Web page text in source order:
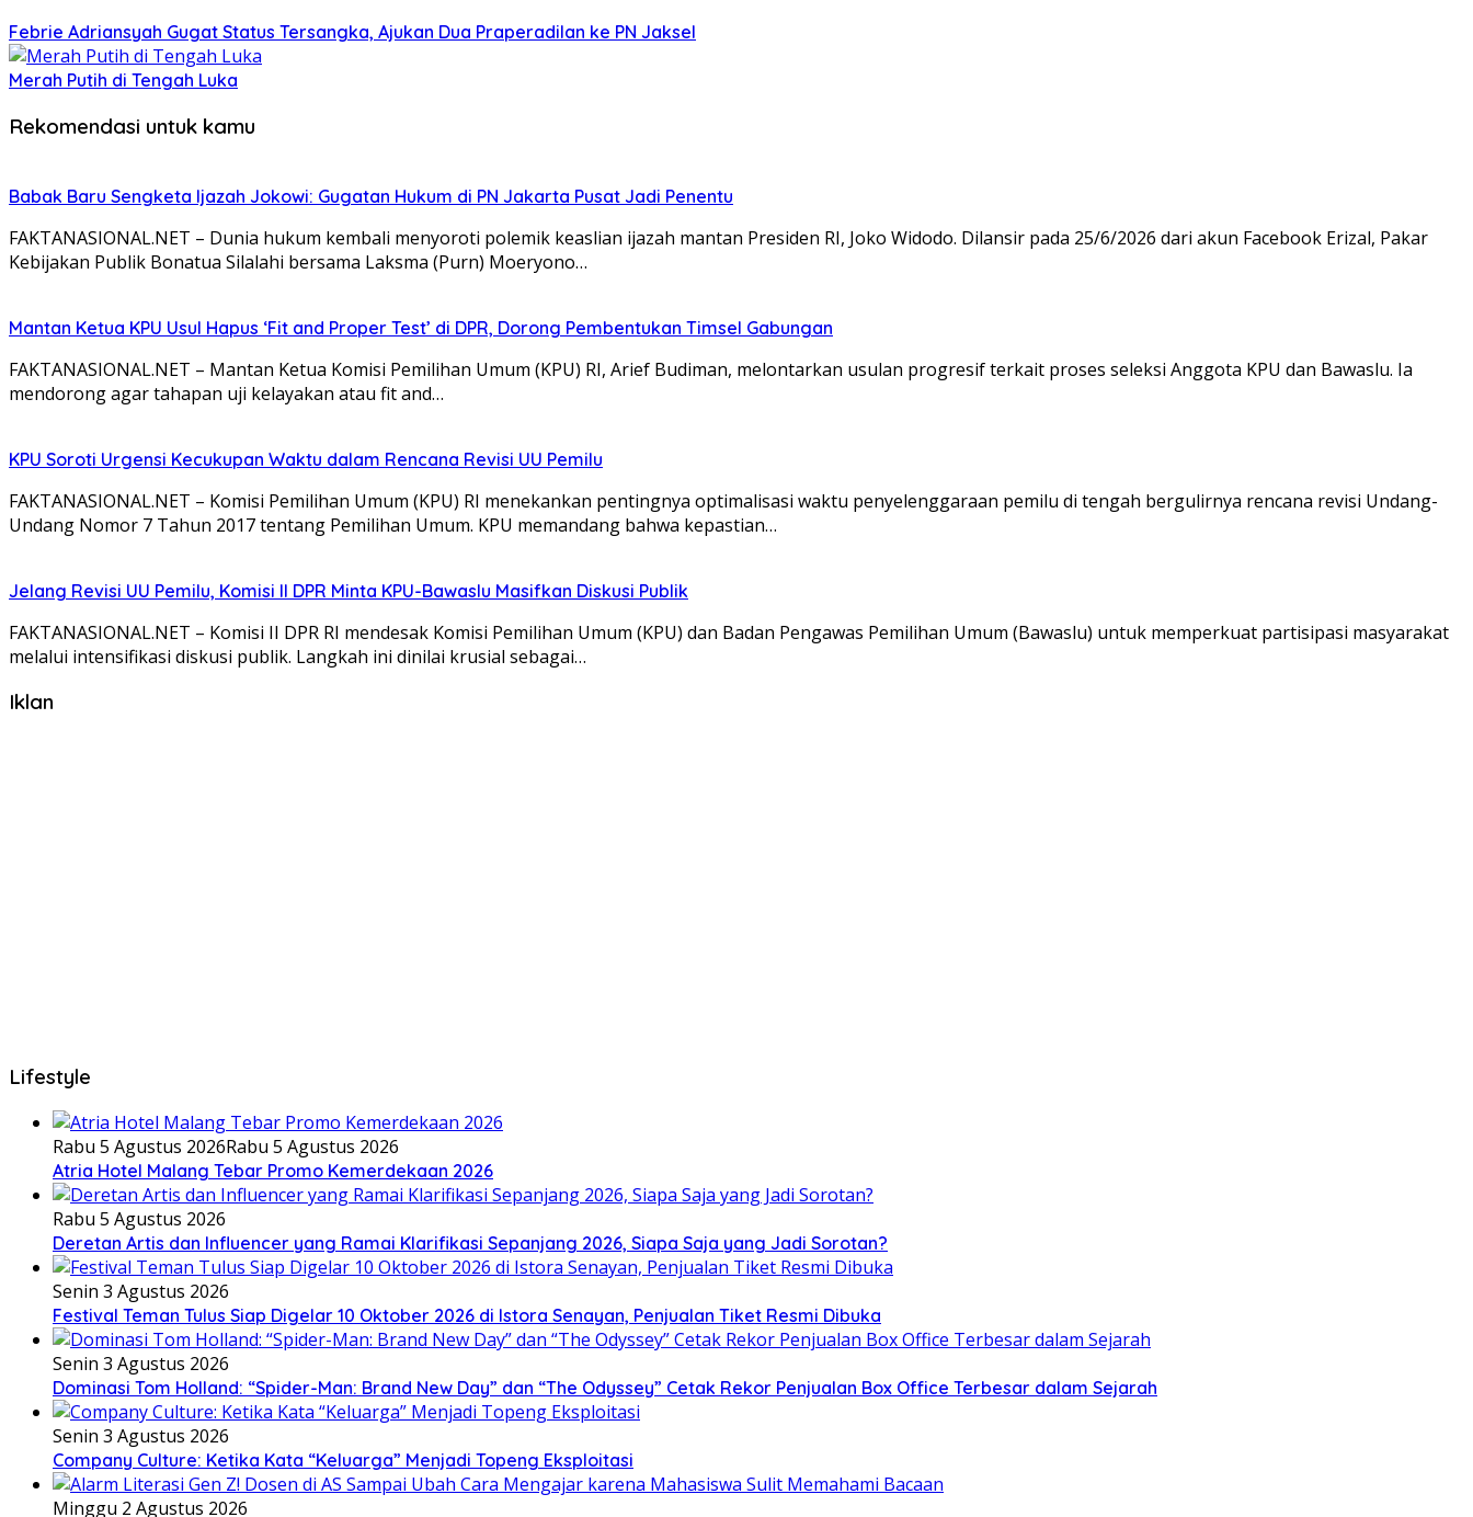
Febrie Adriansyah Gugat Status Tersangka, Ajukan Dua Praperadilan ke PN Jaksel
Merah Putih di Tengah Luka
Rekomendasi untuk kamu
Babak Baru Sengketa Ijazah Jokowi: Gugatan Hukum di PN Jakarta Pusat Jadi Penentu
FAKTANASIONAL.NET – Dunia hukum kembali menyoroti polemik keaslian ijazah mantan Presiden RI, Joko Widodo. Dilansir pada 25/6/2026 dari akun Facebook Erizal, Pakar
Kebijakan Publik Bonatua Silalahi bersama Laksma (Purn) Moeryono…
Mantan Ketua KPU Usul Hapus ‘Fit and Proper Test’ di DPR, Dorong Pembentukan Timsel Gabungan
FAKTANASIONAL.NET – Mantan Ketua Komisi Pemilihan Umum (KPU) RI, Arief Budiman, melontarkan usulan progresif terkait proses seleksi Anggota KPU dan Bawaslu. Ia
mendorong agar tahapan uji kelayakan atau fit and…
KPU Soroti Urgensi Kecukupan Waktu dalam Rencana Revisi UU Pemilu
FAKTANASIONAL.NET – Komisi Pemilihan Umum (KPU) RI menekankan pentingnya optimalisasi waktu penyelenggaraan pemilu di tengah bergulirnya rencana revisi Undang-
Undang Nomor 7 Tahun 2017 tentang Pemilihan Umum. KPU memandang bahwa kepastian…
Jelang Revisi UU Pemilu, Komisi II DPR Minta KPU-Bawaslu Masifkan Diskusi Publik
FAKTANASIONAL.NET – Komisi II DPR RI mendesak Komisi Pemilihan Umum (KPU) dan Badan Pengawas Pemilihan Umum (Bawaslu) untuk memperkuat partisipasi masyarakat
melalui intensifikasi diskusi publik. Langkah ini dinilai krusial sebagai…
Iklan
Lifestyle
Rabu 5 Agustus 2026Rabu 5 Agustus 2026
Atria Hotel Malang Tebar Promo Kemerdekaan 2026
Rabu 5 Agustus 2026
Deretan Artis dan Influencer yang Ramai Klarifikasi Sepanjang 2026, Siapa Saja yang Jadi Sorotan?
Senin 3 Agustus 2026
Festival Teman Tulus Siap Digelar 10 Oktober 2026 di Istora Senayan, Penjualan Tiket Resmi Dibuka
Senin 3 Agustus 2026
Dominasi Tom Holland: “Spider-Man: Brand New Day” dan “The Odyssey” Cetak Rekor Penjualan Box Office Terbesar dalam Sejarah
Senin 3 Agustus 2026
Company Culture: Ketika Kata “Keluarga” Menjadi Topeng Eksploitasi
Minggu 2 Agustus 2026